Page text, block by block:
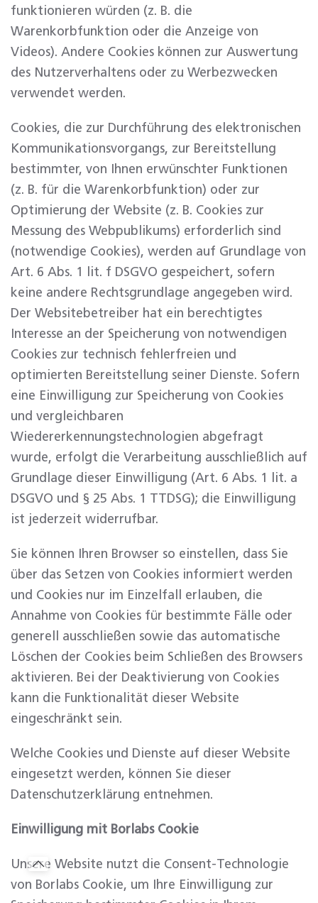
funktionieren würden (z. B. die
Warenkorbfunktion oder die Anzeige von
Videos). Andere Cookies können zur Auswertung
des Nutzerverhaltens oder zu Werbezwecken
verwendet werden.
Cookies, die zur Durchführung des elektronischen
Kommunikationsvorgangs, zur Bereitstellung
bestimmter, von Ihnen erwünschter Funktionen
(z. B. für die Warenkorbfunktion) oder zur
Optimierung der Website (z. B. Cookies zur
Messung des Webpublikums) erforderlich sind
(notwendige Cookies), werden auf Grundlage von
Art. 6 Abs. 1 lit. f DSGVO gespeichert, sofern
keine andere Rechtsgrundlage angegeben wird.
Der Websitebetreiber hat ein berechtigtes
Interesse an der Speicherung von notwendigen
Cookies zur technisch fehlerfreien und
optimierten Bereitstellung seiner Dienste. Sofern
eine Einwilligung zur Speicherung von Cookies
und vergleichbaren
Wiedererkennungstechnologien abgefragt
wurde, erfolgt die Verarbeitung ausschließlich auf
Grundlage dieser Einwilligung (Art. 6 Abs. 1 lit. a
DSGVO und § 25 Abs. 1 TTDSG); die Einwilligung
ist jederzeit widerrufbar.
Sie können Ihren Browser so einstellen, dass Sie
über das Setzen von Cookies informiert werden
und Cookies nur im Einzelfall erlauben, die
Annahme von Cookies für bestimmte Fälle oder
generell ausschließen sowie das automatische
Löschen der Cookies beim Schließen des Browsers
aktivieren. Bei der Deaktivierung von Cookies
kann die Funktionalität dieser Website
eingeschränkt sein.
Welche Cookies und Dienste auf dieser Website
eingesetzt werden, können Sie dieser
Datenschutzerklärung entnehmen.
Einwilligung mit Borlabs Cookie
Unsere Website nutzt die Consent-Technologie
von Borlabs Cookie, um Ihre Einwilligung zur